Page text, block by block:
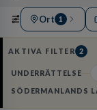
Ort 1
AKTIVA FILTER 2
UNDERRÄTTELSE
SÖDERMANLANDS